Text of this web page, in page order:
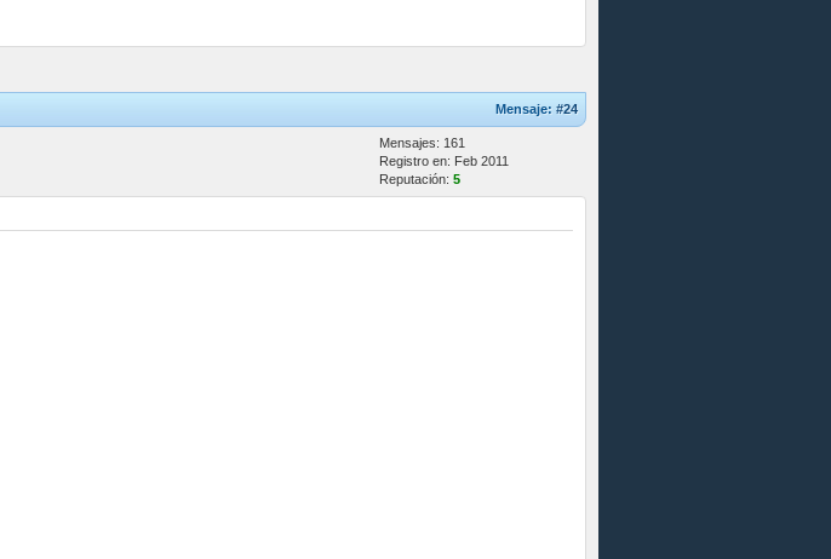
Mensaje: #24
Mensajes: 161
Registro en: Feb 2011
Reputación: 5